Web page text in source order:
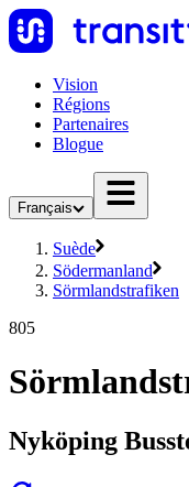
Vision
Régions
Partenaires
Blogue
Français
Suède
Södermanland
Sörmlandstrafiken
805
Nyköping